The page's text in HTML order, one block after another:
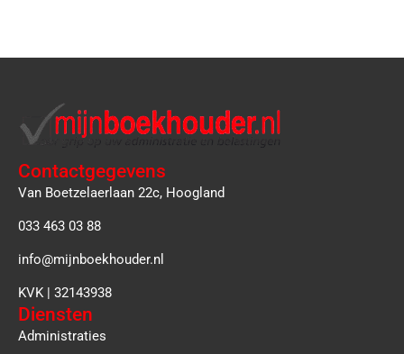
Contactgegevens
Van Boetzelaerlaan 22c, Hoogland
033 463 03 88
info@mijnboekhouder.nl
KVK | 32143938
Diensten
Administraties